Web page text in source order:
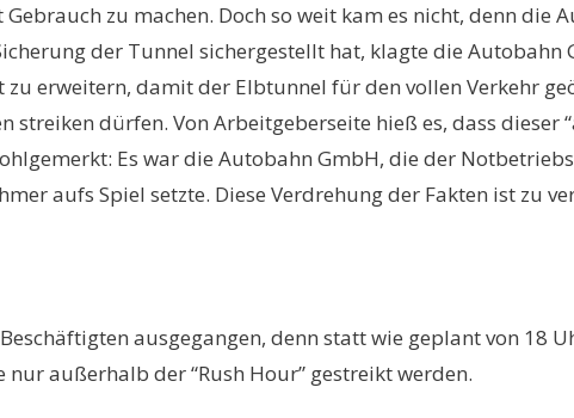
zu machen. Doch so weit kam es nicht, denn die
der Tunnel sichergestellt hat, klagte die
erweitern, damit der Elbtunnel für den vollen Verkehr
streiken dürfen. Von Arbeitgeberseite hieß es, dass
Es war die Autobahn GmbH, die der
aufs Spiel setzte. Diese Verdrehung der Fakten ist zu
ausgegangen, denn statt wie geplant von 18
außerhalb der “Rush Hour” gestreikt werden.